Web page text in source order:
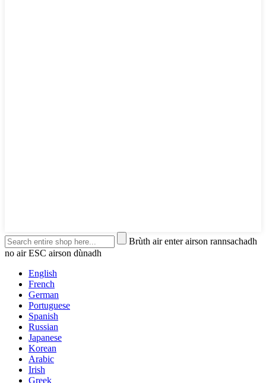
Brùth air enter airson rannsachadh
no air ESC airson dùnadh
English
French
German
Portuguese
Spanish
Russian
Japanese
Korean
Arabic
Irish
Greek